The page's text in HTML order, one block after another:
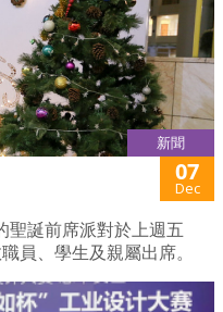
新聞
07
Dec
聖誕前席派對於上週五
員、學生及親屬出席。